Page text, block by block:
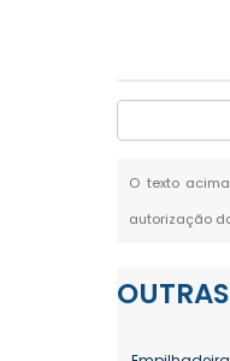
O texto
autorização
OUTRAS